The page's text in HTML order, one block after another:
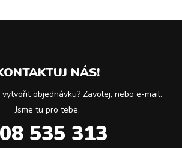
NÁS!
objednávku? Zavolej, nebo e-mail.
Jsme tu pro tebe.
535 313